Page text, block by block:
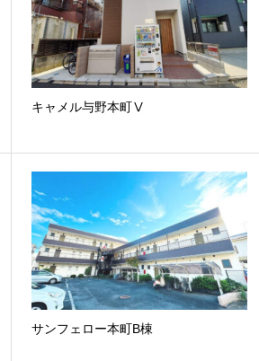
キャメル与野本町Ⅴ
サンフェロー本町B棟